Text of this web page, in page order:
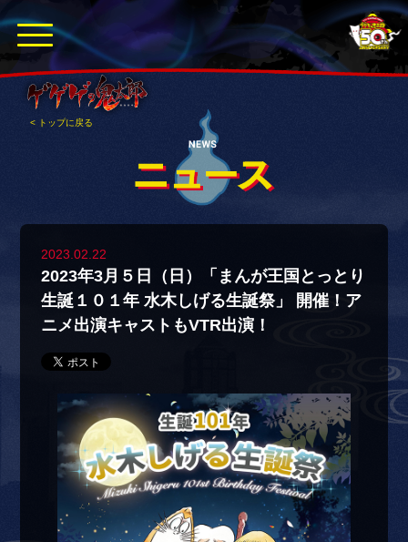
< トップに戻る
2023.02.22
2023年3月５日（日）「まんが王国とっとり
生誕１０１年 水木しげる生誕祭」 開催！ア
ニメ出演キャストもVTR出演！